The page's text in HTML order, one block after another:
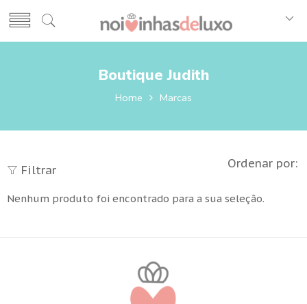
Boutique Judith
Home Marcas
Filtrar Ordenar por:
Nenhum produto foi encontrado para a sua seleção.